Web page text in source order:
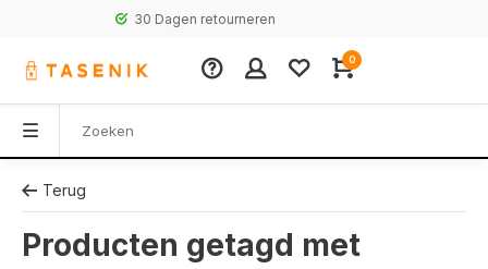
30 Dagen retourneren
0
Terug
Producten getagd met